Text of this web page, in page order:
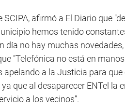
afirmó a El Diario que
hemos tenido
día no hay muchas
"Telefónica no está en
apelando a la Justicia para
que al desaparecer ENTel la
a los vecinos”.